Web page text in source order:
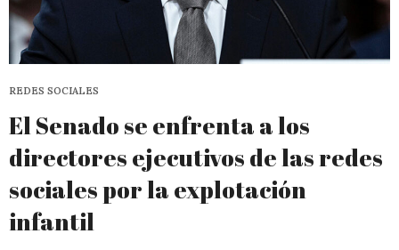
REDES SOCIALES
El Senado se enfrenta a los
directores ejecutivos de las redes
sociales por la explotación
infantil